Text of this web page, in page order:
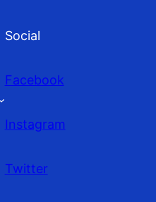
Social
Facebook
Instagram
Twitter